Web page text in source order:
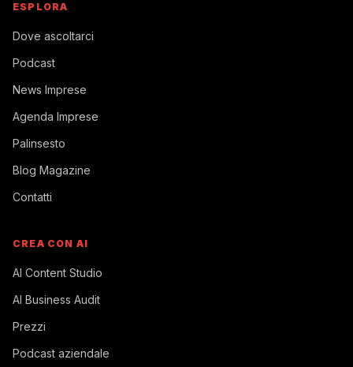
ESPLORA
Dove ascoltarci
Podcast
News Imprese
Agenda Imprese
Palinsesto
Blog Magazine
Contatti
CREA CON AI
AI Content Studio
AI Business Audit
Prezzi
Podcast aziendale